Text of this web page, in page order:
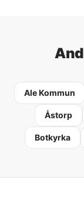
Ale Kommun
Åstorp
Botkyrka